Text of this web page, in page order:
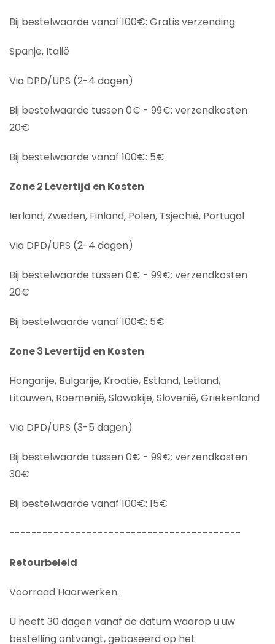
Bij bestelwaarde vanaf 100€: Gratis verzending
Spanje, Italië
Via DPD/UPS (2-4 dagen)
Bij bestelwaarde tussen 0€ - 99€: verzendkosten
20€
Bij bestelwaarde vanaf 100€: 5€
Zone 2 Levertijd en Kosten
Ierland, Zweden, Finland, Polen, Tsjechië, Portugal
Via DPD/UPS (2-4 dagen)
Bij bestelwaarde tussen 0€ - 99€: verzendkosten
20€
Bij bestelwaarde vanaf 100€: 5€
Zone 3 Levertijd en Kosten
Hongarije, Bulgarije, Kroatië, Estland, Letland,
Litouwen, Roemenië, Slowakije, Slovenië, Griekenland
Via DPD/UPS (3-5 dagen)
Bij bestelwaarde tussen 0€ - 99€: verzendkosten
30€
Bij bestelwaarde vanaf 100€: 15€
------------------------------------------
Retourbeleid
Voorraad Haarwerken:
U heeft 30 dagen vanaf de datum waarop u uw
bestelling ontvangt, gebaseerd op het